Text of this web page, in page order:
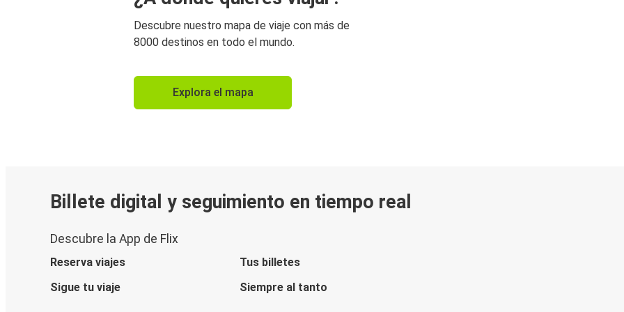
Descubre nuestro mapa de viaje con más de
8000 destinos en todo el mundo.
Explora el mapa
Billete digital y seguimiento en tiempo real
Descubre la App de Flix
Reserva viajes
Tus billetes
Sigue tu viaje
Siempre al tanto